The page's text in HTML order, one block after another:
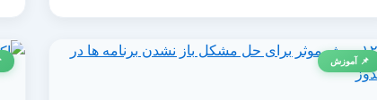
📌 آموزش